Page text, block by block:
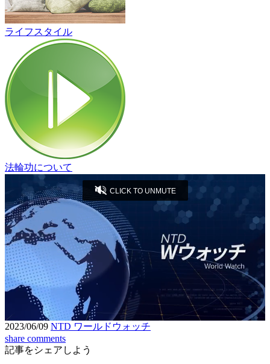
ライフスタイル
法輪功について
Unmute
Loaded
6.39%
Settings
seconds
10
seconds
CLICK TO UNMUTE
2023/06/09 NTD ワールドウォッチ
share comments
記事をシェアしよう